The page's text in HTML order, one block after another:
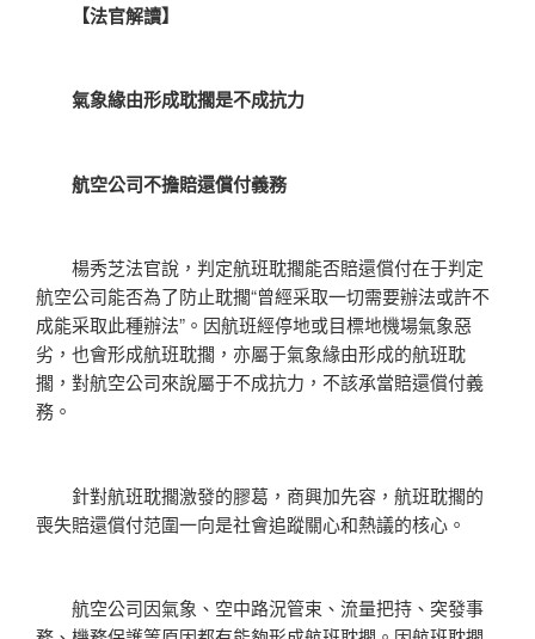
【法官解讀】
氣象緣由形成耽擱是不成抗力
航空公司不擔賠還償付義務
楊秀芝法官說，判定航班耽擱能否賠還償付在于判定
航空公司能否為了防止耽擱“曾經采取一切需要辦法或許不
成能采取此種辦法”。因航班經停地或目標地機場氣象惡
劣，也會形成航班耽擱，亦屬于氣象緣由形成的航班耽
擱，對航空公司來說屬于不成抗力，不該承當賠還償付義
務。
針對航班耽擱激發的膠葛，商興加先容，航班耽擱的
喪失賠還償付范圍一向是社會追蹤關心和熱議的核心。
航空公司因氣象、空中路況管束、流量把持、突發事